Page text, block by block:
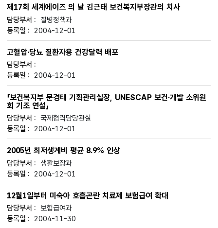
제17회 세계에이즈 의 날 김근태 보건복지부장관의 치사
질병정책과
2004-12-01
고혈압·당뇨 질환자용 건강달력 배포
2004-12-01
「보건복지부 문경태 기획관리실장, UNESCAP 보건·개발 소위원
회 기조 연설」
국제협력담당관실
2004-12-01
2005년 최저생계비 평균 8.9% 인상
생활보장과
2004-12-01
12월1일부터 미숙아 호흡곤란 치료제 보험급여 확대
보험급여과
2004-11-30